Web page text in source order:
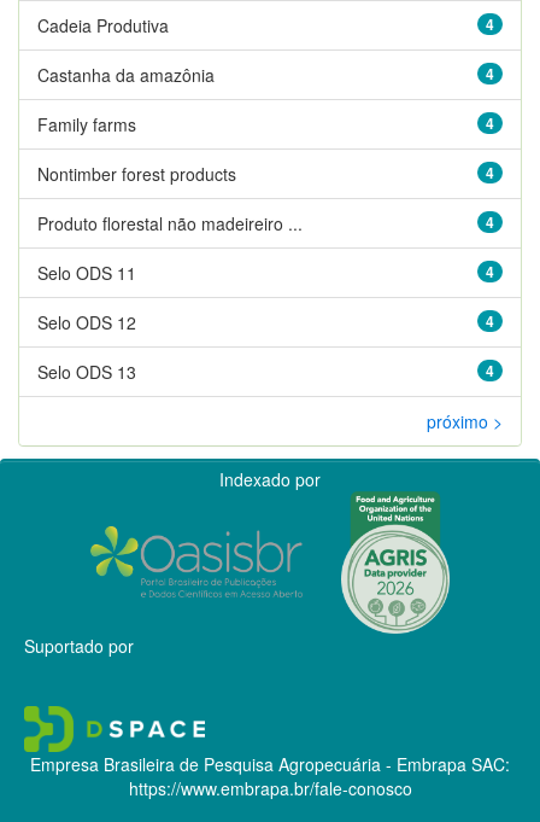
4
Cadeia Produtiva
4
Castanha da amazônia
4
Family farms
4
Nontimber forest products
4
Produto florestal não madeireiro ...
4
Selo ODS 11
4
Selo ODS 12
4
Selo ODS 13
próximo >
Indexado por
Suportado por
Empresa Brasileira de Pesquisa Agropecuária - Embrapa SAC:
https://www.embrapa.br/fale-conosco